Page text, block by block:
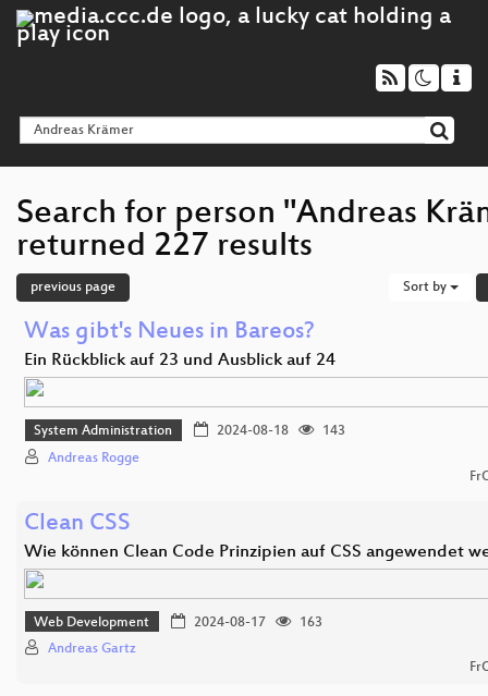
Search for person "Andreas
returned 227 results
previous page Sort by
Was gibt's Neues in Bareos?
Ein Rückblick auf 23 und Ausblick auf 24
System Administration 2024-08-18
143
Andreas Rogge
Clean CSS
Wie können Clean Code Prinzipien auf CSS angewendet
Web Development 2024-08-17
163
Andreas Gartz